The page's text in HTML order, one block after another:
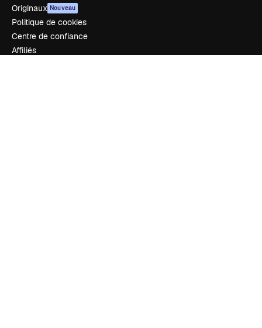
Originaux Nouveau
Politique de cookies
Centre de confiance
Affiliés